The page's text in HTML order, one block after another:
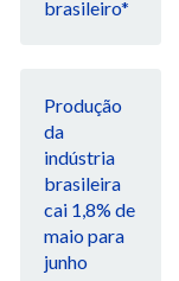
brasileiro*
Produção
da
indústria
brasileira
cai 1,8% de
maio para
junho